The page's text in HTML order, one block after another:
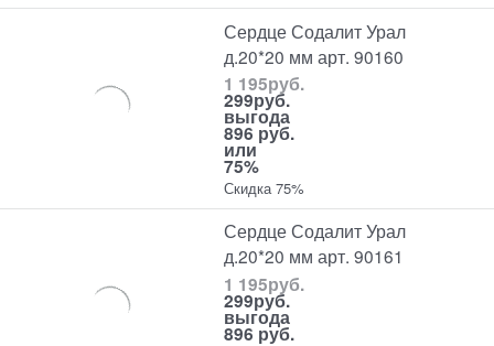
Сердце Содалит Урал
д.20*20 мм арт. 90160
1 195руб.
299руб.
выгода
896 руб.
или
75%
Скидка 75%
Сердце Содалит Урал
д.20*20 мм арт. 90161
1 195руб.
299руб.
выгода
896 руб.